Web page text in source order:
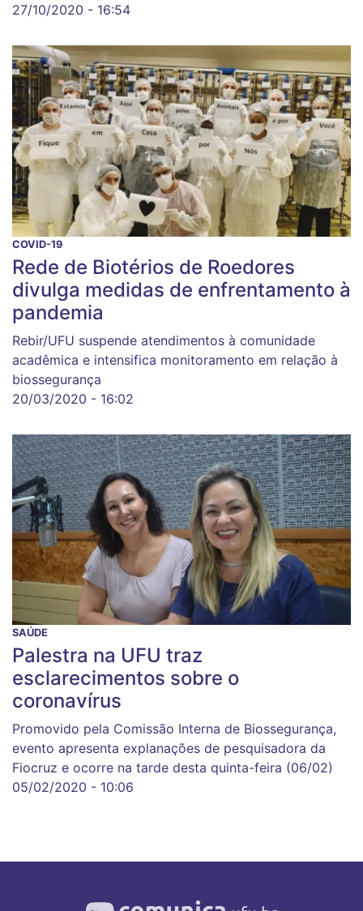
27/10/2020 - 16:54
COVID-19
Rede de Biotérios de Roedores
divulga medidas de enfrentamento à
pandemia
Rebir/UFU suspende atendimentos à comunidade
acadêmica e intensifica monitoramento em relação à
biossegurança
20/03/2020 - 16:02
SAÚDE
Palestra na UFU traz
esclarecimentos sobre o
coronavírus
Promovido pela Comissão Interna de Biossegurança,
evento apresenta explanações de pesquisadora da
Fiocruz e ocorre na tarde desta quinta-feira (06/02)
05/02/2020 - 10:06